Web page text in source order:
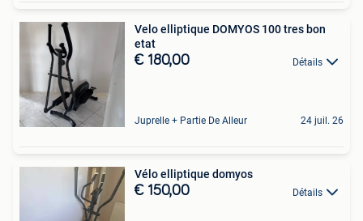
Velo elliptique DOMYOS 100 tres bon
etat
€ 180,00 Détails
Juprelle + Partie De Alleur 24 juil. 26
Vélo elliptique domyos
€ 150,00 Détails